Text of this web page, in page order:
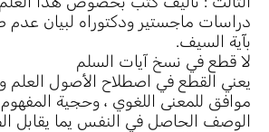
دراسات ماجستير ودكتوراه لبيان عدم
بآية السيف.
لا قطع في نسخ آيات السلم
يعني القطع في اصطلاح الأصول العلم
موافق للمعنى اللغوي ، وحجية المفهوم
الوصف الحاصل في النفس يما يقابل